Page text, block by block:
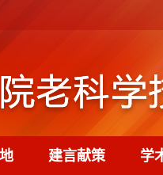
建言献策 学